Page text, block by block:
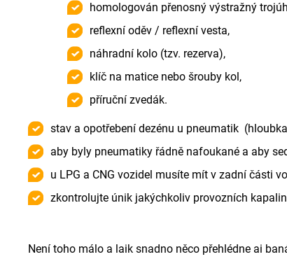
homologován přenosný výstražný
reflexní oděv / reflexní vesta,
náhradní kolo (tzv. rezerva),
klíč na matice nebo šrouby kol,
příruční zvedák.
stav a opotřebení dezénu u pneumatik
aby byly pneumatiky řádně nafoukané a aby
u LPG a CNG vozidel musíte mít v zadní části
zkontrolujte únik jakýchkoliv provozních
Není toho málo a laik snadno něco přehlédne ai